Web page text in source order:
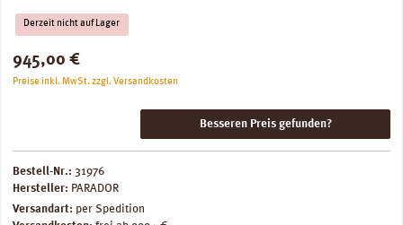
Derzeit nicht auf Lager
Regulärer Preis:
945,00 €
Preise inkl. MwSt. zzgl. Versandkosten
Besseren Preis gefunden?
Bestell-Nr.: 31976
Hersteller: PARADOR
Versandart: per Spedition